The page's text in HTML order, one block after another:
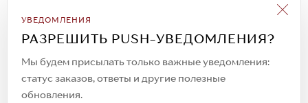
УВЕДОМЛЕНИЯ
РАЗРЕШИТЬ PUSH-УВЕДОМЛЕНИЯ?
Мы будем присылать только важные уведомления:
статус заказов, ответы и другие полезные
обновления.
Подписаться на рассылку
Всегда будьте в курсе новых акций и
спецпредложений!